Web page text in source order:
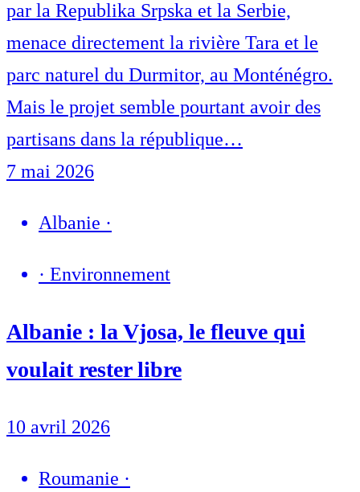
par la Republika Srpska et la Serbie,
menace directement la rivière Tara et le
parc naturel du Durmitor, au Monténégro.
Mais le projet semble pourtant avoir des
partisans dans la république…
7 mai 2026
Albanie ·
· Environnement
Albanie : la Vjosa, le fleuve qui
voulait rester libre
10 avril 2026
Roumanie ·